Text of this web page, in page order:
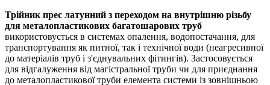
Трійник прес латунний з переходом на внутрішню різьбу
для металопластикових багатошарових труб
використовується в системах опалення, водопостачання, для
транспортування як питної, так і технічної води (неагресивної
до матеріалів труб і з'єднувальних фітингів). Застосовується
для відгалуження від магістральної труби чи для приєднання
до металопластикової труби елемента системи із зовнішньою